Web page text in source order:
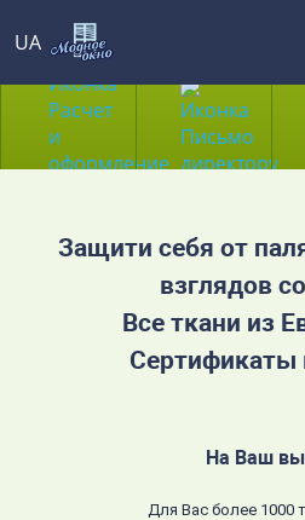
UA
Защити себя от
взглядов
Все ткани из
Сертификаты
На Ваш
Для Вас более 1000